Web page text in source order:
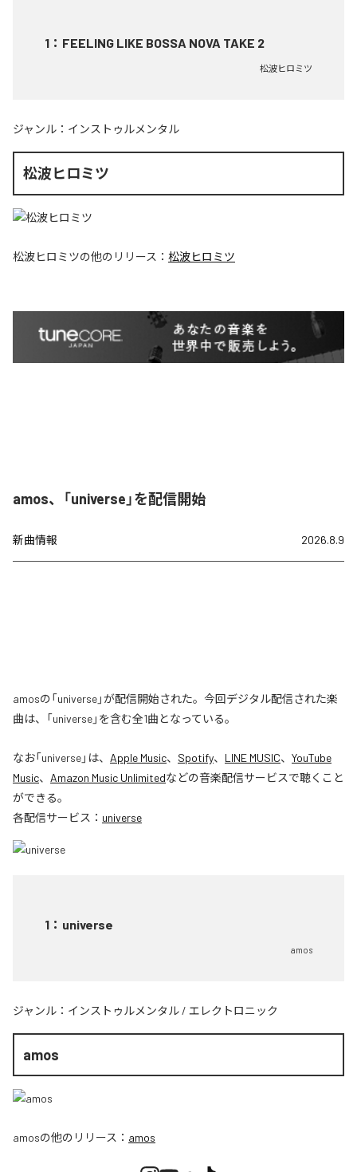
1 ： FEELING LIKE BOSSA NOVA TAKE 2
松波ヒロミツ
ジャンル： インストゥルメンタル
松波ヒロミツ
松波ヒロミツの他のリリース： 松波ヒロミツ
amos、「universe」を配信開始
新曲情報 2026.8.9
amosの「universe」が配信開始された。今回デジタル配信された楽
曲は、「universe」を含む全1曲となっている。
なお「universe」は、 Apple Music、 Spotify、 LINE MUSIC、 YouTube
Music、 Amazon Music Unlimitedなどの音楽配信サービスで聴くこと
ができる。
各配信サービス： universe
1 ： universe
amos
ジャンル： インストゥルメンタル / エレクトロニック
amos
amosの他のリリース： amos